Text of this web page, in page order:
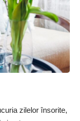
zilelor însorite,